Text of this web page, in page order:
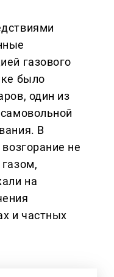
газового
было
один из
В
не
на
и частных